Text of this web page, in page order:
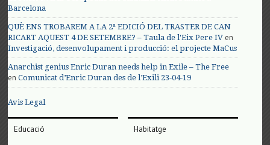
Barcelona
QUÈ ENS TROBAREM A LA 2ª EDICIÓ DEL TRASTER DE CAN
RICART AQUEST 4 DE SETEMBRE? – Taula de l'Eix Pere IV en
Investigació, desenvolupament i producció: el projecte MaCus
Anarchist genius Enric Duran needs help in Exile – The Free
enComunicat d’Enric Duran des de l’Exili 23-04-19
Avis Legal
Educació Habitatge